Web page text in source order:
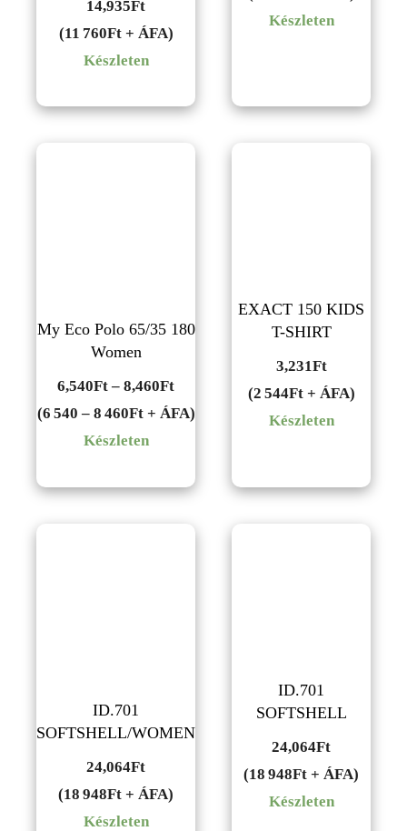
14,935Ft
(11 760Ft + ÁFA)
Készleten
Készleten
My Eco Polo 65/35 180
Women
6,540Ft – 8,460FtÁrtartomány:
6,540Ft
(6 540 – 8 460Ft + ÁFA)
Készleten
EXACT 150 KIDS
T-SHIRT
3,231Ft
(2 544Ft + ÁFA)
Készleten
ID.701
SOFTSHELL/WOMEN
24,064Ft
(18 948Ft + ÁFA)
Készleten
ID.701
SOFTSHELL
24,064Ft
(18 948Ft + ÁFA)
Készleten